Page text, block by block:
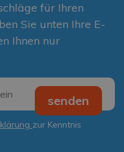
für Ihren
Sie unten Ihre E-
Ihnen nur
zur Kenntnis
senden